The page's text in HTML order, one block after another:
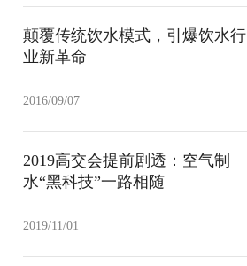
颠覆传统饮水模式，引爆饮水行
业新革命
2016/09/07
2019高交会提前剧透：空气制
水“黑科技”一路相随
2019/11/01